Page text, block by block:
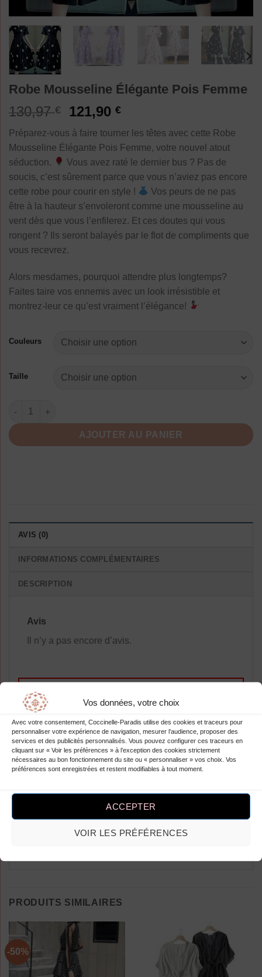
Vos données, votre choix
Avec votre consentement, Coccinelle-Paradis utilise des cookies et traceurs pour
personnaliser votre expérience de navigation, mesurer l’audience, proposer des
services et des publicités personnalisés. Vous pouvez configurer ces traceurs en
cliquant sur « Voir les préférences » à l’exception des cookies strictement
nécessaires au bon fonctionnement du site ou « personnaliser » vos choix. Vos
préférences sont enregistrées et restent modifiables à tout moment.
ACCEPTER
VOIR LES PRÉFÉRENCES
Robe Mousseline Élégante Pois Femme
130,97€
Le
prix
initial
était :
130,97 €.
121,90€Le
actuel
est :
121,90 €.
Préparez-vous à faire tourner les têtes avec cette Robe
Mousseline Élégante Pois Femme, votre nouvel atout
séduction.
Vous avez raté le dernier bus ? Pas de
soucis, c’est sûrement parce que vous n’aviez pas encore
cette robe pour courir en style !
Vos peurs de ne pas
être à la hauteur s’envoleront comme une mousseline au
vent dès que vous l’enfilerez. Et ces doutes qui vous
rongent ? Ils seront balayés par le flot de compliments que
vous recevrez.
Alors mesdames, pourquoi attendre plus longtemps?
Faites taire vos ennemis avec un look irrésistible et
montrez-leur ce qu’est vraiment l’élégance!
Couleurs
Taille
quantité de Robe Mousseline Élégante Pois Femme
AJOUTER AU PANIER
AVIS (0)
INFORMATIONS COMPLÉMENTAIRES
DESCRIPTION
Avis
Il n’y a pas encore d’avis.
Soyez le premier à laisser votre avis
sur “Robe Mousseline Élégante Pois
Femme”
Vous devez êtreconnectépour publier
un avis.
PRODUITS SIMILAIRES
-50%